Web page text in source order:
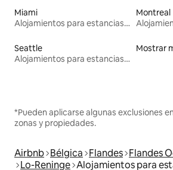
Miami
Alojamientos para estancias largas
Montreal
Seattle
Alojamientos para estancias largas
Mostrar
*Pueden aplicarse algunas exclusiones
zonas y propiedades.
Airbnb Bélgica Flandes Flandes
Lo-Reninge Alojamientos para